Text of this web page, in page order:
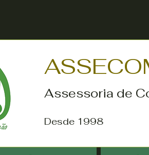
Assessoria de
Desde 1998